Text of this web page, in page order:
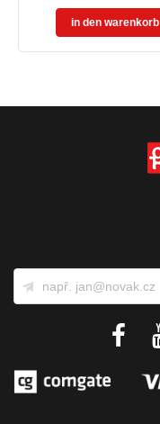
in den warenkorb